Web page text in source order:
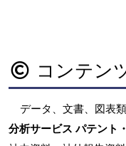
コンテン
データ、文書、図表
分析サービス パテント